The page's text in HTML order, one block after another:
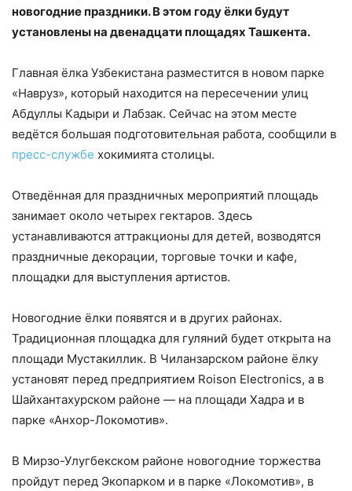
новогодние праздники. В этом году ёлки будут
установлены на двенадцати площадях Ташкента.
Главная ёлка Узбекистана разместится в новом парке
«Навруз», который находится на пересечении улиц
Абдуллы Кадыри и Лабзак. Сейчас на этом месте
ведётся большая подготовительная работа, сообщили в
пресс-службе хокимията столицы.
Отведённая для праздничных мероприятий площадь
занимает около четырех гектаров. Здесь
устанавливаются аттракционы для детей, возводятся
праздничные декорации, торговые точки и кафе,
площадки для выступления артистов.
Новогодние ёлки появятся и в других районах.
Традиционная площадка для гуляний будет открыта на
площади Мустакиллик. В Чиланзарском районе ёлку
установят перед предприятием Roison Electronics, а в
Шайхантахурском районе — на площади Хадра и в
парке «Анхор-Локомотив».
В Мирзо-Улугбекском районе новогодние торжества
пройдут перед Экопарком и в парке «Локомотив», в